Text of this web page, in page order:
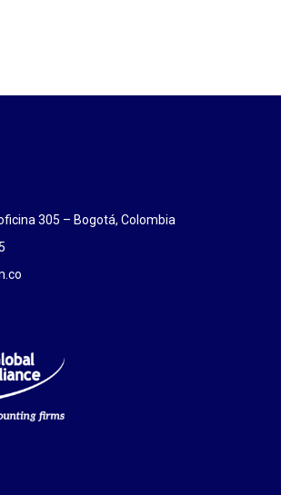
305 – Bogotá, Colombia